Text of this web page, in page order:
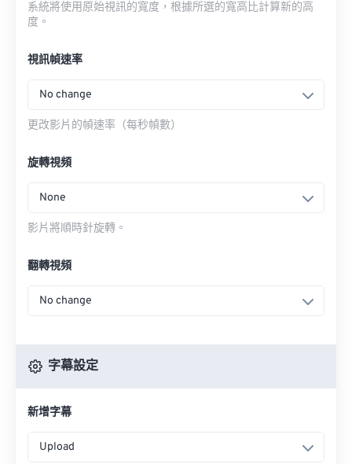
系統將使用原始視訊的寬度，根據所選的寬高比計算新的高
度。
視訊幀速率
No change
更改影片的幀速率（每秒幀數）
旋轉視頻
None
影片將順時針旋轉。
翻轉視頻
No change
字幕設定
新增字幕
Upload